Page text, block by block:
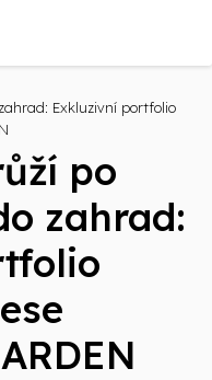
Exkluzivní portfolio
po
zahrad: